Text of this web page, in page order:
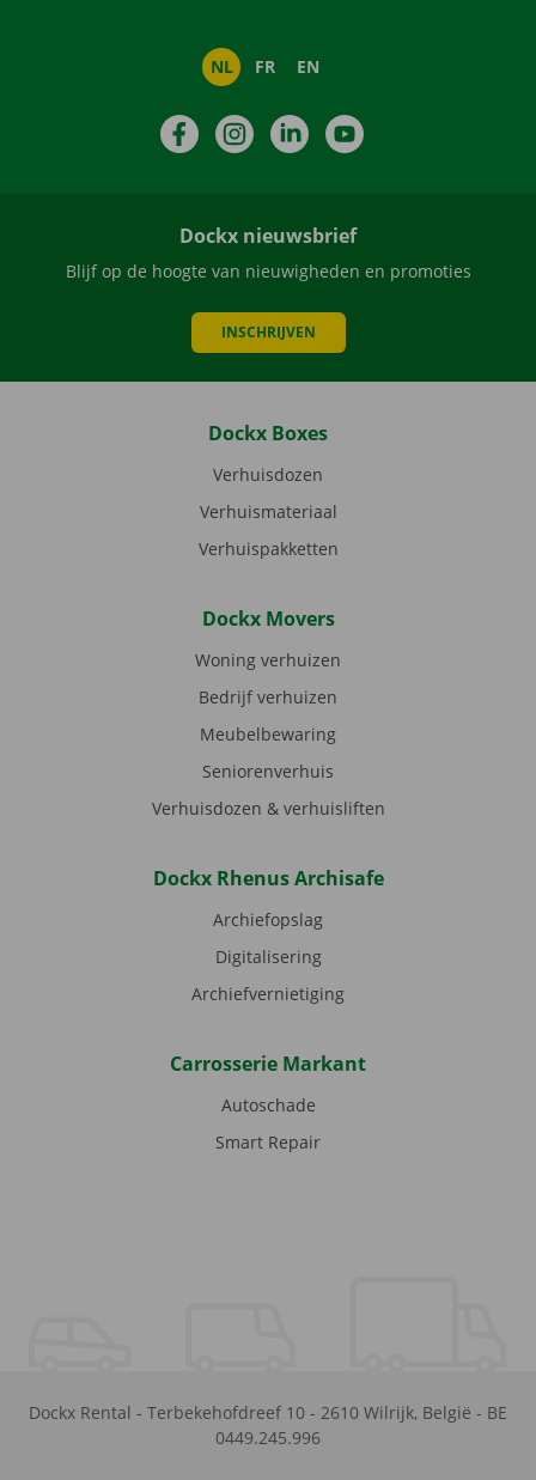
NL FR EN
FacebookInstagramLinkedIn
Dockx nieuwsbrief
Blijf op de hoogte van nieuwigheden en promoties
INSCHRIJVEN
Dockx Boxes
Verhuisdozen
Verhuismateriaal
Verhuispakketten
Dockx Movers
Woning verhuizen
Bedrijf verhuizen
Meubelbewaring
Seniorenverhuis
Verhuisdozen & verhuisliften
Dockx Rhenus Archisafe
Archiefopslag
Digitalisering
Archiefvernietiging
Carrosserie Markant
Autoschade
Smart Repair
Dockx Rental - Terbekehofdreef 10 - 2610 Wilrijk, België - BE
0449.245.996